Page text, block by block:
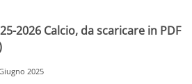
2026 Calcio, da scaricare in PDF
2025